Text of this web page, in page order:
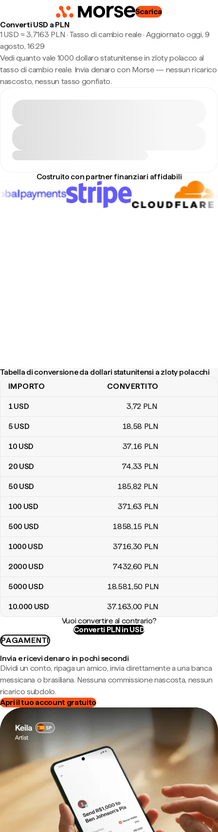
Scarica
Converti USD a PLN
1 USD ≈ 3,7163 PLN · Tasso di cambio reale· Aggiornato oggi, 9
agosto, 16:29
Vedi quanto vale 1000 dollaro statunitense in zloty polacco al
tasso di cambio reale. Invia denaro con Morse — nessun ricarico
nascosto, nessun tasso gonfiato.
Costruito con partner finanziari affidabili
Tabella di conversione da dollari statunitensi a zloty polacchi
Tabella di conversione da dollari statunitensi a zloty polacchi
IMPORTO CONVERTITO
1USD 3,72 PLN
5 USD 18,58 PLN
10 USD 37,16 PLN
20 USD 74,33 PLN
50 USD 185,82 PLN
100 USD 371,63 PLN
500 USD 1858,15 PLN
1000 USD 3716,30 PLN
2000 USD 7432,60 PLN
5000 USD 18.581,50 PLN
10.000 USD 37.163,00 PLN
Vuoi convertire al contrario?
Converti PLN in USD
PAGAMENTI
Invia e ricevi denaro in pochi secondi
Dividi un conto, ripaga un amico, invia direttamente a una banca
messicana o brasiliana. Nessuna commissione nascosta, nessun
ricarico subdolo.
Apri il tuo account gratuito